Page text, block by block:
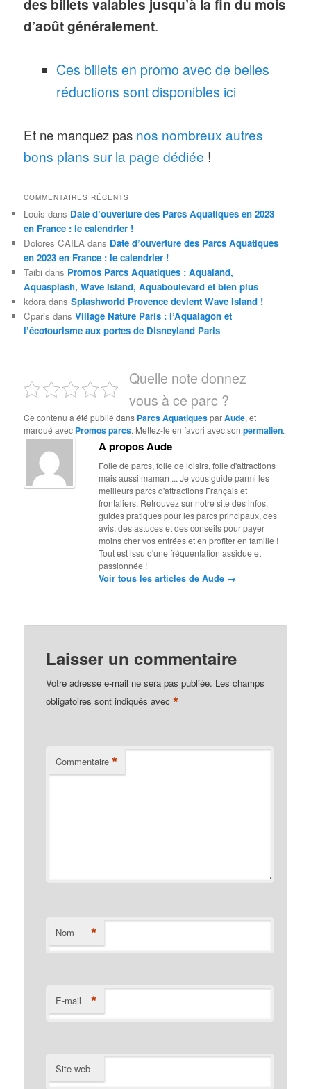
des billets valables jusqu’à la fin du mois
d’août généralement.
Ces billets en promo avec de belles
réductions sont disponibles ici
Et ne manquez pas nos nombreux autres
bons plans sur la page dédiée !
COMMENTAIRES RÉCENTS
Louis dans Date d’ouverture des Parcs Aquatiques en 2023
en France : le calendrier !
Dolores CAILA dans Date d’ouverture des Parcs Aquatiques
en 2023 en France : le calendrier !
Taibi dans Promos Parcs Aquatiques : Aqualand,
Aquasplash, Wave Island, Aquaboulevard et bien plus
kdora dansSplashworld Provence devient Wave Island !
Cparis dansVillage Nature Paris : l’Aqualagon et
l’écotourisme aux portes de Disneyland Paris
Quelle note donnez
vous à ce parc ?
Ce contenu a été publié dans Parcs AquatiquesparAude, et
marqué avec Promos parcs. Mettez-le en favori avec sonpermalien.
A propos Aude
Folle de parcs, folle de loisirs, folle d'attractions
mais aussi maman ... Je vous guide parmi les
meilleurs parcs d'attractions Français et
frontaliers. Retrouvez sur notre site des infos,
guides pratiques pour les parcs principaux, des
avis, des astuces et des conseils pour payer
moins cher vos entrées et en profiter en famille !
Tout est issu d'une fréquentation assidue et
passionnée !
Voir tous les articles de Aude →
Laisser un commentaire
Votre adresse e-mail ne sera pas publiée. Les champs
obligatoires sont indiqués avec *
Commentaire *
Nom *
E-mail *
Site web